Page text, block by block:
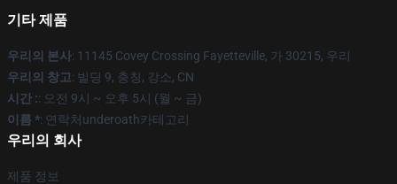
기타 제품
우리의 본사: 11145 Covey Crossing Fayetteville, 가 30215, 우리
우리의 창고: 빌딩 9, 충칭, 강소, CN
시간 :: 오전 9시 ~ 오후 5시 (월 ~ 금)
이름 *: 연락처underoath카테고리
우리의 회사
제품 정보